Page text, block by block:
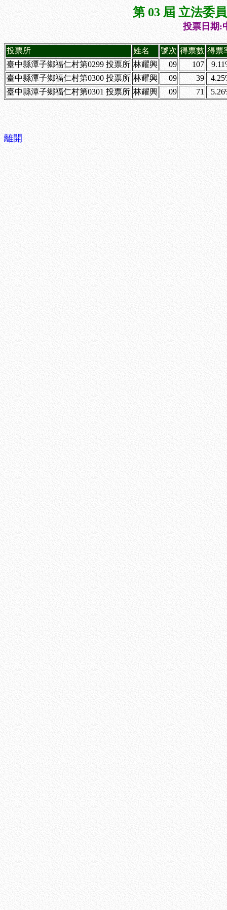
第 03 屆 立法委
投票日期:
投票所 姓名 號次 得票數 得票
臺中縣潭子鄉福仁村第0299 投票所 林耀興 09 107
臺中縣潭子鄉福仁村第0300 投票所 林耀興 09 39
臺中縣潭子鄉福仁村第0301 投票所 林耀興 09 71
離開